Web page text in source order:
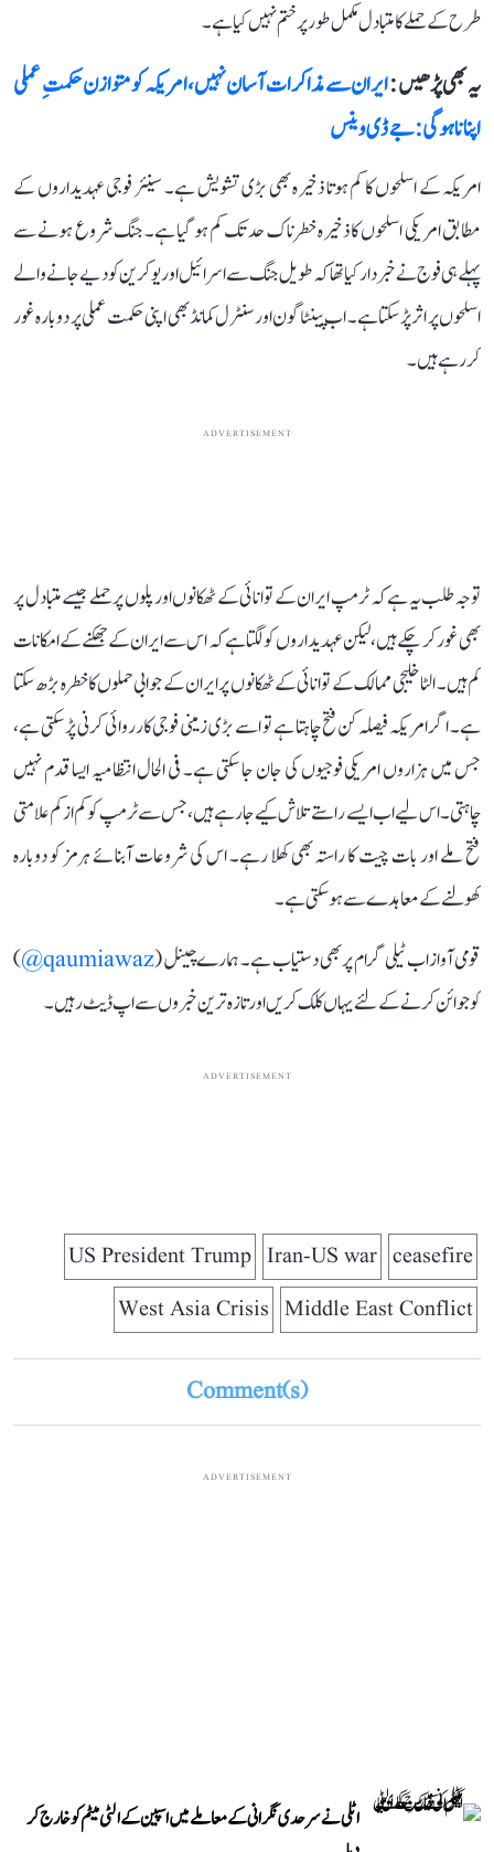
طرح کے حملے کا متبادل مکمل طور پر ختم نہیں کیا ہے۔
یہ بھی پڑھیں :ایران سے مذاکرات آسان نہیں، امریکہ کو متوازن حکمتِ عملی
اپنانا ہوگی: جے ڈی وینس
امریکہ کے اسلحوں کا کم ہوتا ذخیرہ بھی بڑی تشویش ہے۔ سینئر فوجی عہدیداروں کے
مطابق امریکی اسلحوں کا ذخیرہ خطرناک حد تک کم ہو گیا ہے۔ جنگ شروع ہونے سے
پہلے ہی فوج نے خبردار کیا تھا کہ طویل جنگ سے اسرائیل اور یوکرین کو دیے جانے والے
اسلحوں پر اثر پڑ سکتا ہے۔ اب پینٹاگون اور سنٹرل کمانڈ بھی اپنی حکمت عملی پر دوبارہ غور
کر رہے ہیں۔
ADVERTISEMENT
توجہ طلب یہ ہے کہ ٹرمپ ایران کے توانائی کے ٹھکانوں اور پلوں پر حملے جیسے متبادل پر
بھی غور کر چکے ہیں، لیکن عہدیداروں کو لگتا ہے کہ اس سے ایران کے جھکنے کے امکانات
کم ہیں۔ الٹا خلیجی ممالک کے توانائی کے ٹھکانوں پر ایران کے جوابی حملوں کا خطرہ بڑھ سکتا
ہے۔ اگر امریکہ فیصلہ کن فتح چاہتا ہے تو اسے بڑی زمینی فوجی کارروائی کرنی پڑ سکتی ہے،
جس میں ہزاروں امریکی فوجیوں کی جان جا سکتی ہے۔ فی الحال انتظامیہ ایسا قدم نہیں
چاہتی۔ اس لیے اب ایسے راستے تلاش کیے جا رہے ہیں، جس سے ٹرمپ کو کم از کم علامتی
فتح ملے اور بات چیت کا راستہ بھی کھلا رہے۔ اس کی شروعات آبنائے ہرمز کو دوبارہ
کھولنے کے معاہدے سے ہو سکتی ہے۔
قومی آواز اب ٹیلی گرام پر بھی دستیاب ہے۔ ہمارے چینل (qaumiawaz@
)
کو جوائن کرنے کے لئے یہاں کلک کریں اور تازہ ترین خبروں سے اپ ڈیٹ رہیں۔
ADVERTISEMENT
ceasefire
Iran-US war
US President Trump
Middle East Conflict
West Asia Crisis
Comment(s)
ADVERTISEMENT
اٹلی نے سرحدی نگرانی کے معاملے میں اسپین کے الٹی میٹم کو خارج کر